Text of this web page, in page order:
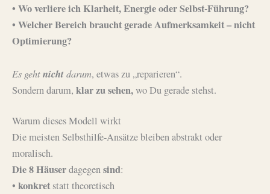
• Wo verliere ich Klarheit, Energie oder Selbst-Führung?
• Welcher Bereich braucht gerade Aufmerksamkeit – nicht
Optimierung?
Es gehtnichtdarum, etwas zu „reparieren“.
Sondern darum, klar zu sehen,wo Du gerade stehst.
Warum dieses Modell wirkt
Die meisten Selbsthilfe-Ansätze bleiben abstrakt oder
moralisch.
Die 8 Häuserdagegensind:
• konkret statt theoretisch